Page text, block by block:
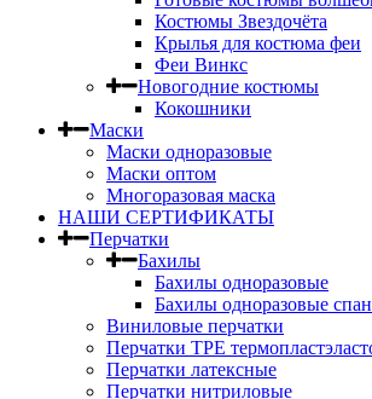
Костюмы Звездочёта
Крылья для костюма феи
Феи Винкс
Новогодние костюмы
Кокошники
Маски
Маски одноразовые
Маски оптом
Многоразовая маска
НАШИ СЕРТИФИКАТЫ
Перчатки
Бахилы
Бахилы одноразовые
Бахилы одноразовые
Виниловые перчатки
Перчатки TPE
Перчатки латексные
Перчатки нитриловые